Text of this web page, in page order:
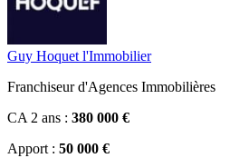
Guy Hoquet l'Immobilier
Franchiseur d'Agences Immobilières
CA 2 ans : 380 000 €
Apport : 50 000 €